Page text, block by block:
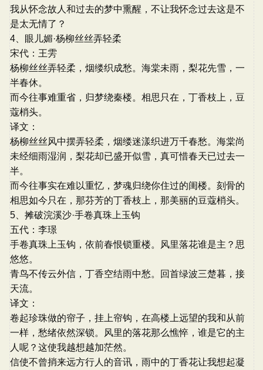
我从怀念故人和过去的梦中熏醒，不让我怀念过去这是不
是太无情了？
4、眼儿媚·杨柳丝丝弄轻柔
宋代：王雱
杨柳丝丝弄轻柔，烟缕织成愁。海棠未雨，梨花先雪，一
半春休。
而今往事难重省，归梦绕秦楼。相思只在，丁香枝上，豆
蔻梢头。
译文：
杨柳丝丝风中摆弄轻柔，烟缕迷漾织进万千春愁。海棠尚
未经细雨湿润，梨花却已盛开似雪，真可惜春天已过去一
半。
而今往事实在难以重忆，梦魂归绕你住过的闺楼。刻骨的
相思如今只在，那芬芳的丁香枝上，那美丽的豆蔻梢头。
5、摊破浣溪沙·手卷真珠上玉钩
五代：李璟
手卷真珠上玉钩，依前春恨锁重楼。风里落花谁是主？思
悠悠。
青鸟不传云外信，丁香空结雨中愁。回首绿波三楚暮，接
天流。
译文：
卷起珍珠做的帘子，挂上帘钩，在高楼上远望的我和从前
一样，愁绪依然深锁。风里的落花那么憔悴，谁是它的主
人呢？这使我越想越加茫然。
信使不曾捎来远方行人的音讯，雨中的丁香花让我想起凝